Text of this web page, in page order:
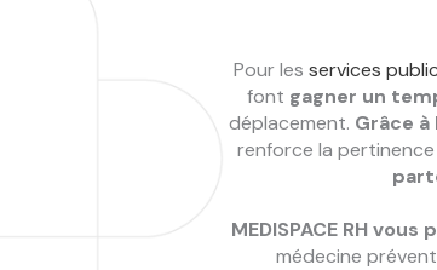
Pour les services
font gagner un
déplacement. Grâce
renforce la
MEDISPACE RH
médecine